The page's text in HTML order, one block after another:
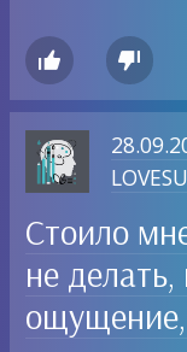
 
Стоило
не
ощущение,